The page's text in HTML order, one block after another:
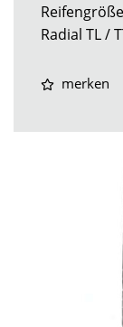
Radial TL /
merken